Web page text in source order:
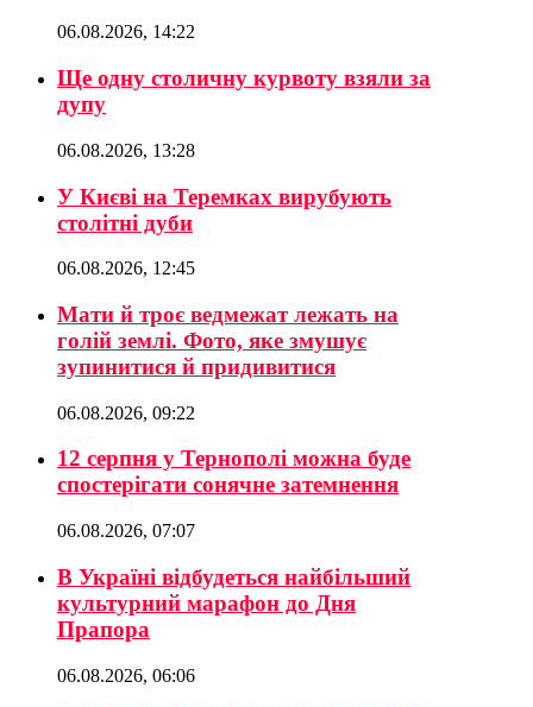
06.08.2026, 14:22
Ще одну столичну курвоту взяли за
дупу
06.08.2026, 13:28
У Києві на Теремках вирубують
столітні дуби
06.08.2026, 12:45
Мати й троє ведмежат лежать на
голій землі. Фото, яке змушує
зупинитися й придивитися
06.08.2026, 09:22
12 серпня у Тернополі можна буде
спостерігати сонячне затемнення
06.08.2026, 07:07
В Україні відбудеться найбільший
культурний марафон до Дня
Прапора
06.08.2026, 06:06